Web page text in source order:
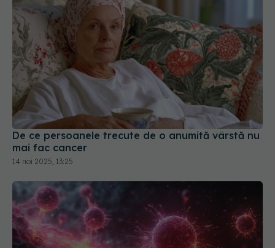
De ce persoanele trecute de o anumită vârstă nu
mai fac cancer
14 noi 2025, 13:25